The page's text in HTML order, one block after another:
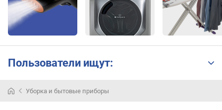
Пользователи ищут:
Уборка и бытовые приборы